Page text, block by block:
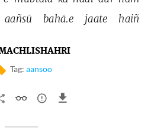
aañsū bahā.e jaate haiñ
Tag: aansoo